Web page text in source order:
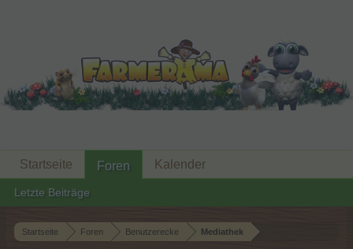
Startseite Foren Benutzerecke Mediathek
Startseite Foren
Letzte Beiträge
Kalender